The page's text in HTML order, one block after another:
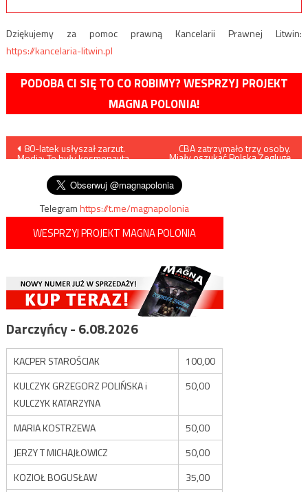
Dziękujemy za pomoc prawną Kancelarii Prawnej Litwin:
https://kancelaria-litwin.pl
PODOBA CI SIĘ TO CO ROBIMY? WESPRZYJ PROJEKT
MAGNA POLONIA!
Nawigacja
wpisu
80-latek usłyszał zarzut.
Media: To były kosmonauta
CBA zatrzymało trzy osoby.
Miały oszukać Polską Żeglugę
Telegramhttps://t.me/magnapolonia
WESPRZYJ PROJEKT MAGNA POLONIA
Darczyńcy - 6.08.2026
KACPER STAROŚCIAK
100,00
KULCZYK GRZEGORZ POLIŃSKA i
KULCZYK KATARZYNA
50,00
MARIA KOSTRZEWA
50,00
JERZY T MICHAJŁOWICZ
50,00
KOZIOŁ BOGUSŁAW
35,00